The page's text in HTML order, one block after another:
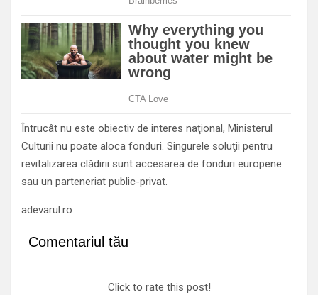
Întrucât nu este obiectiv de interes naţional, Ministerul
Culturii nu poate aloca fonduri. Singurele soluţii pentru
revitalizarea clădirii sunt accesarea de fonduri europene
sau un parteneriat public-privat.
adevarul.ro
Comentariul tău
Click to rate this post!